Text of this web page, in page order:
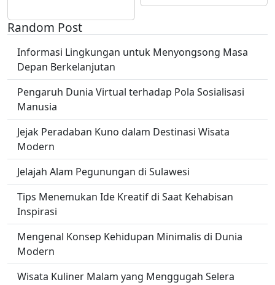
Random Post
Informasi Lingkungan untuk Menyongsong Masa
Depan Berkelanjutan
Pengaruh Dunia Virtual terhadap Pola Sosialisasi
Manusia
Jejak Peradaban Kuno dalam Destinasi Wisata
Modern
Jelajah Alam Pegunungan di Sulawesi
Tips Menemukan Ide Kreatif di Saat Kehabisan
Inspirasi
Mengenal Konsep Kehidupan Minimalis di Dunia
Modern
Wisata Kuliner Malam yang Menggugah Selera